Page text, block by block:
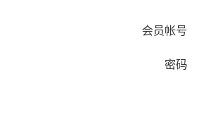
会员帐号
密码